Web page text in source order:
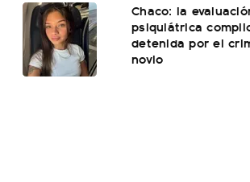
Chaco: la
psiquiátrica
detenida por el
novio